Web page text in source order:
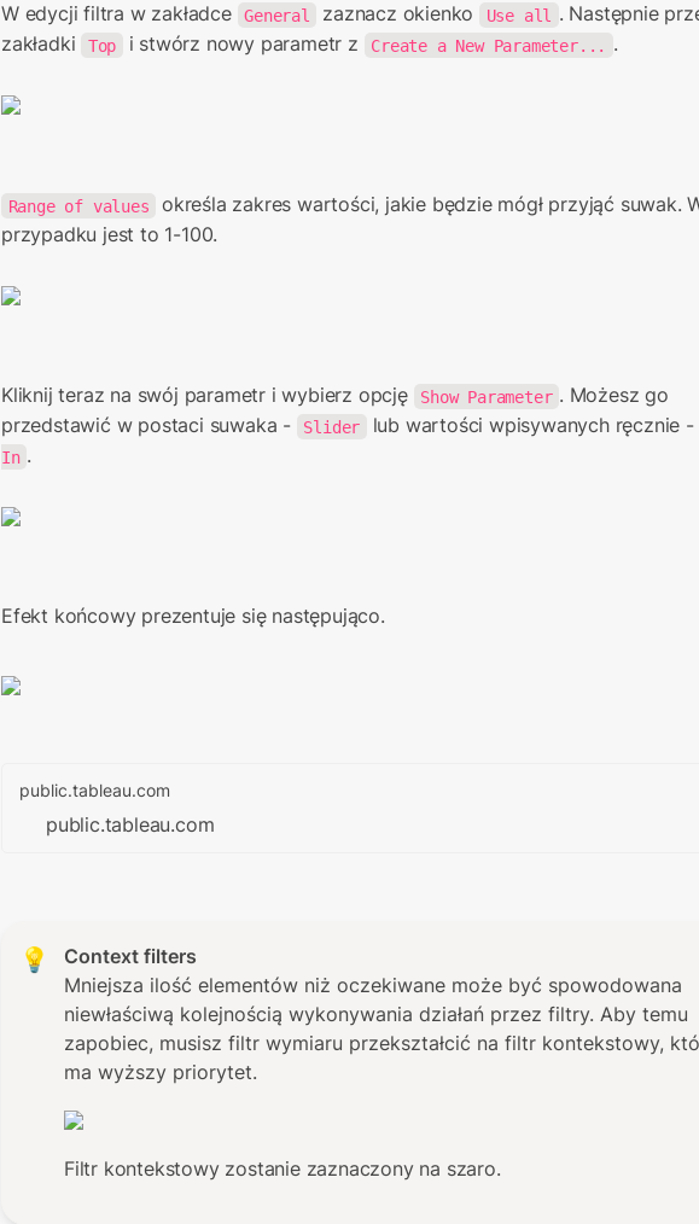
W edycji filtra w zakładce General zaznacz okienko Use all
. Następnie
zakładki
Top i stwórz nowy parametr z Create a New Parameter... .
Range of values
określa zakres wartości, jakie będzie mógł przyjąć suwak.
przypadku jest to 1-100.
Kliknij teraz na swój parametr i wybierz opcję Show Parameter . Możesz go
przedstawić w postaci suwaka -
Slider lub wartości wpisywanych ręcznie -
In .
Efekt końcowy prezentuje się następująco.
public.tableau.com
public.tableau.com
💡
Context filters
Mniejsza ilość elementów niż oczekiwane może być spowodowana
niewłaściwą kolejnością wykonywania działań przez filtry. Aby temu
zapobiec, musisz filtr wymiaru przekształcić na filtr kontekstowy,
ma wyższy priorytet.
Filtr kontekstowy zostanie zaznaczony na szaro.